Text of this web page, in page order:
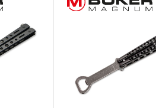
Outdoors
Supervivencia